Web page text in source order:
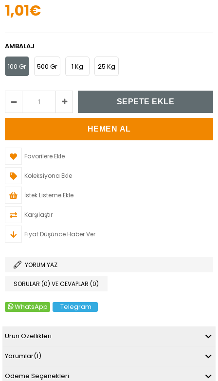
1,01€
AMBALAJ
100 Gr 500 Gr 1 Kg 25 Kg
Favorilere Ekle
Koleksiyona Ekle
İstek Listeme Ekle
Karşılaştır
Fiyat Düşünce Haber Ver
YORUM YAZ
SORULAR (0) VE CEVAPLAR (0)
WhatsApp Telegram
Ürün Özellikleri
Yorumlar(1)
Ödeme Seçenekleri